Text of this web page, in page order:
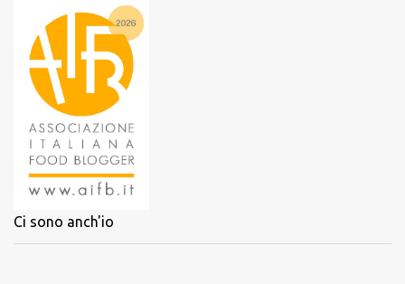
Ci sono anch'io